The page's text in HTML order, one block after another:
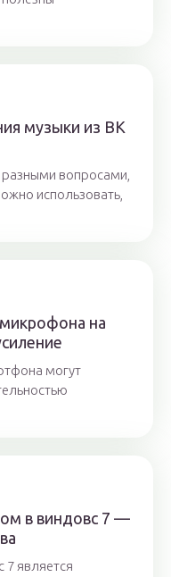
музыки из ВК
вопросами,
использовать,
на
могут
в виндовс 7 —
7 является